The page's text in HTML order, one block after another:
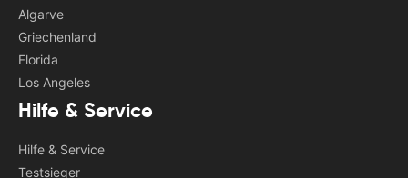
Algarve
Griechenland
Florida
Los Angeles
Hilfe & Service
Hilfe & Service
Testsieger